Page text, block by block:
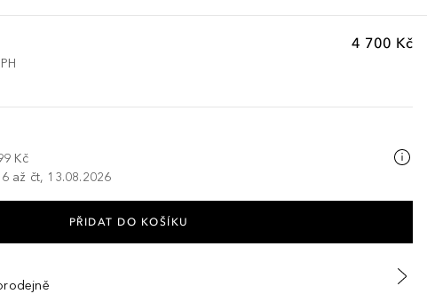
4 700 Kč
Kč
až čt, 13.08.2026
PŘIDAT DO KOŠÍKU